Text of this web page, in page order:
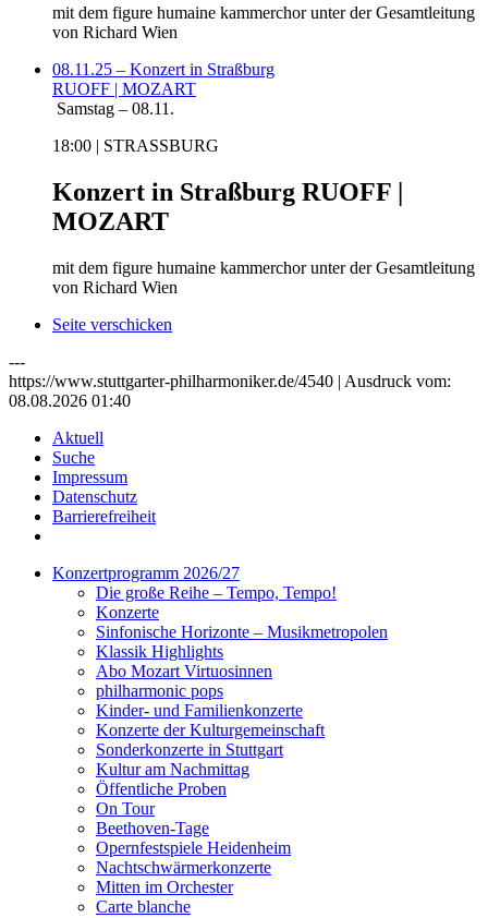
mit dem figure humaine kammerchor unter der Gesamtleitung
von Richard Wien
08.11.25 – Konzert in Straßburg
RUOFF | MOZART
Samstag – 08.11.
18:00 | STRASSBURG
Konzert in Straßburg RUOFF |
MOZART
mit dem figure humaine kammerchor unter der Gesamtleitung
von Richard Wien
Seite verschicken
---
https://www.stuttgarter-philharmoniker.de/4540 | Ausdruck vom:
08.08.2026 01:40
Aktuell
Suche
Impressum
Datenschutz
Barrierefreiheit
Konzertprogramm 2026/27
Die große Reihe – Tempo, Tempo!
Konzerte
Sinfonische Horizonte – Musikmetropolen
Klassik Highlights
Abo Mozart Virtuosinnen
philharmonic pops
Kinder- und Familienkonzerte
Konzerte der Kulturgemeinschaft
Sonderkonzerte in Stuttgart
Kultur am Nachmittag
Öffentliche Proben
On Tour
Beethoven-Tage
Opernfestspiele Heidenheim
Nachtschwärmerkonzerte
Mitten im Orchester
Carte blanche